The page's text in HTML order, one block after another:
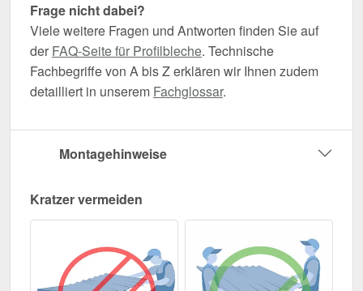
Frage nicht dabei?
Viele weitere Fragen und Antworten finden Sie auf
der FAQ-Seite für Profilbleche. Technische
Fachbegriffe von A bis Z erklären wir Ihnen zudem
detailliert in unserem Fachglossar.
Montagehinweise
Kratzer vermeiden